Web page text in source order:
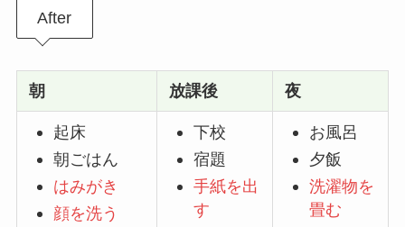
After
朝 放課後 夜
起床
朝ごはん
はみがき
顔を洗う
下校
宿題
手紙を出
す
お風呂
夕飯
洗濯物を
畳む